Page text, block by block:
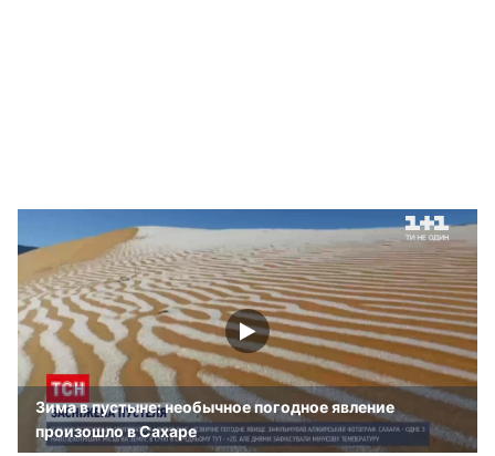
Зима в пустыне: необычное погодное явление
произошло в Сахаре